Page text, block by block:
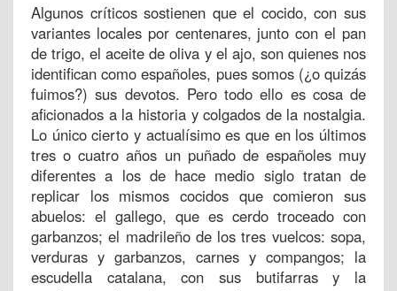
Algunos críticos sostienen que el cocido, con sus
variantes locales por centenares, junto con el pan
de trigo, el aceite de oliva y el ajo, son quienes nos
identifican como españoles, pues somos (¿o quizás
fuimos?) sus devotos. Pero todo ello es cosa de
aficionados a la historia y colgados de la nostalgia.
Lo único cierto y actualísimo es que en los últimos
tres o cuatro años un puñado de españoles muy
diferentes a los de hace medio siglo tratan de
replicar los mismos cocidos que comieron sus
abuelos: el gallego, que es cerdo troceado con
garbanzos; el madrileño de los tres vuelcos: sopa,
verduras y garbanzos, carnes y compangos; la
escudella catalana, con sus butifarras y la